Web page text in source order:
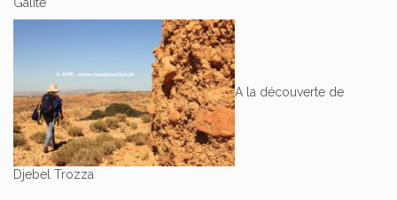
A la découverte de
Djebel Trozza